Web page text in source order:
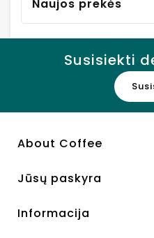
Naujos prekės
Susisiekti
About Coffee
Jūsų paskyra
Informacija